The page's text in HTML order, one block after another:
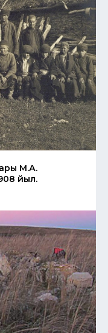
М.А.
йыл.